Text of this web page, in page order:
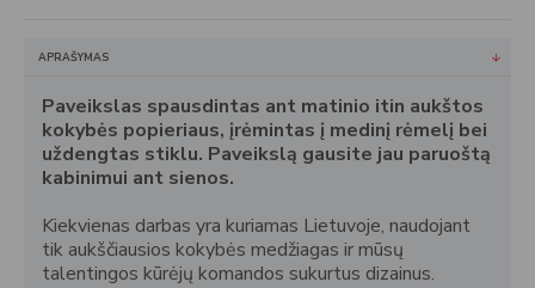
APRAŠYMAS
Paveikslas spausdintas ant matinio itin aukštos
kokybės popieriaus, įrėmintas į medinį rėmelį bei
uždengtas stiklu. Paveikslą gausite jau paruoštą
kabinimui ant sienos.
Kiekvienas darbas yra kuriamas Lietuvoje, naudojant
tik aukščiausios kokybės medžiagas ir mūsų
talentingos kūrėjų komandos sukurtus dizainus.